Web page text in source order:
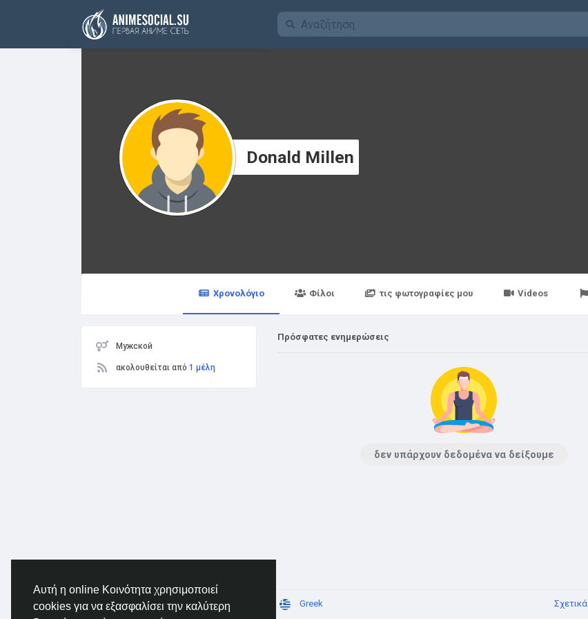
Αυτή η online Κοινότητα χρησιμοποιεί
cookies για να εξασφαλίσει την καλύτερη
Χρηματοδότηση
Donald Millen
Χρονολόγιο Φίλοι τις φωτογραφίες μου Videos
Мужской
ακολουθείται από 1 μέλη
Πρόσφατες ενημερώσεις
δεν υπάρχουν δεδομένα να δείξουμε
© 2026 AnimeSocial.SU - Первая аниме сеть! Greek Σχετικά